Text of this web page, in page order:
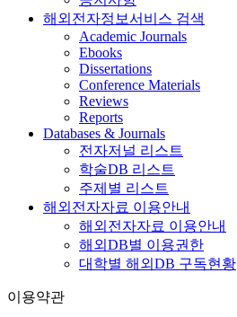
해외전자정보서비스 검색
Academic Journals
Ebooks
Dissertations
Conference Materials
Reviews
Reports
Databases & Journals
전자저널 리스트
학술DB 리스트
주제별 리스트
해외전자자료 이용안내
해외전자자료 이용안내
해외DB별 이용권한
대학별 해외DB 구독현황
이용약관